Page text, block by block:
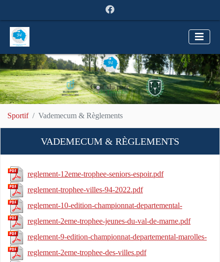
Sportif Vademecum & Règlements
VADEMECUM & RÈGLEMENTS
reglement-12eme-trophee-seniors-espoir.pdf
reglement-trophee-villes-94-2022.pdf
reglement-10-edition-championnat-departemental-
ormesson-2022-2.pdf
reglement-2eme-trophee-jeunes-du-val-de-marne.pdf
reglement-9-edition-championnat-departemental-marolles-
2022.pdf
reglement-2eme-trophee-des-villes.pdf